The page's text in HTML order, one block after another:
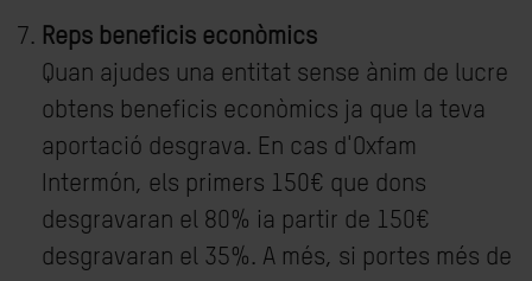
Reps beneficis econòmics
Quan ajudes una entitat sense ànim de lucre
obtens beneficis econòmics ja que la teva
aportació desgrava. En cas d'Oxfam
Intermón, els primers 150€ que dons
desgravaran el 80% ia partir de 150€
desgravaran el 35%. A més, si portes més de